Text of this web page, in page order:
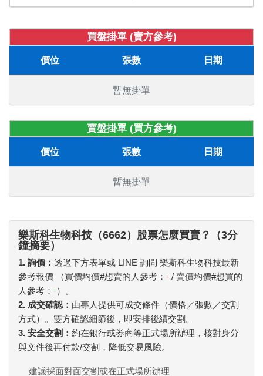
買盤掛單 (賣方參考)
價位 張數 日期
暫無掛單
賣盤掛單 (買方參考)
價位 張數 日期
暫無掛單
樂斯科生物科技（6662）股票怎麼買賣？（3分
鐘摘要）
1. 詢價： 透過下方表單或 LINE 詢問 樂斯科生物科技最新
參考報價 （買價均價#想賣的人參考： - / 賣價均價#想買的
人參考： -）。
2. 成交確認： 由專人提供可成交條件（價格／張數／交割
方式）。雙方確認細節後，即安排後續交割。
3. 安全交割： 約在銀行或券商等正式場所辦理，核對身分
與文件後再付款/交割，降低交易風險。
建議採面對面交割或在正式場所辦理